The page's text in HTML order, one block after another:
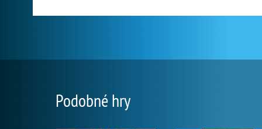
Podobné hry